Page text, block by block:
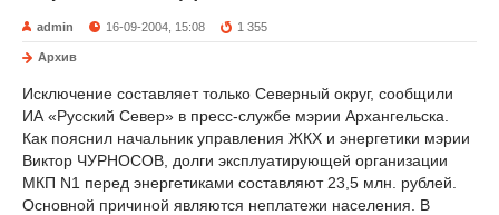
admin 16-09-2004, 15:08 1 355
Архив
Исключение составляет только Северный округ, сообщили
ИА «Русский Север» в пресс-службе мэрии Архангельска.
Как пояснил начальник управления ЖКХ и энергетики мэрии
Виктор ЧУРНОСОВ, долги эксплуатирующей организации
МКП N1 перед энергетиками составляют 23,5 млн. рублей.
Основной причиной являются неплатежи населения. В